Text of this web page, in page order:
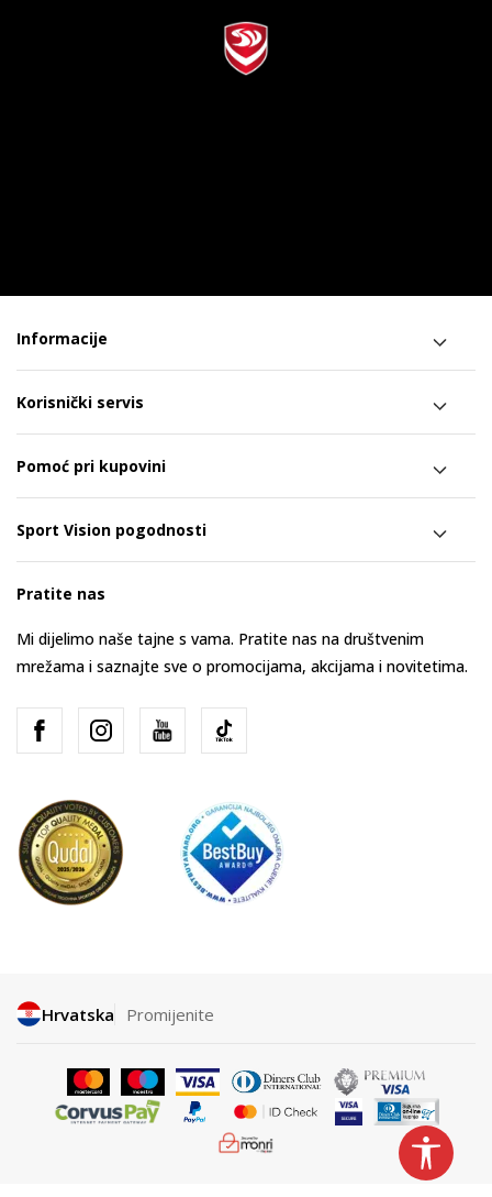
Informacije
Korisnički servis
Pomoć pri kupovini
Sport Vision pogodnosti
Pratite nas
Mi dijelimo naše tajne s vama. Pratite nas na društvenim
mrežama i saznajte sve o promocijama, akcijama i novitetima.
Hrvatska Promijenite